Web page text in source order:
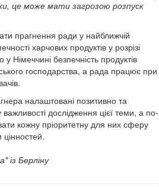
це може мати загрозою розпуск
прагнення ради у найближчій
харчових продуктів у розрізі
у Німеччині безпечність продуктів
господарства, а рада працює при
налаштовані позитивно та
дослідження цієї теми, а по-
кожну пріоритетну для них сферу
цінностей.
із Берліну